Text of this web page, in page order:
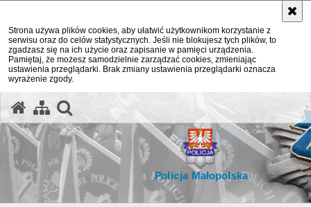
Strona używa plików cookies, aby ułatwić użytkownikom korzystanie z
serwisu oraz do celów statystycznych. Jeśli nie blokujesz tych plików, to
zgadzasz się na ich użycie oraz zapisanie w pamięci urządzenia.
Pamiętaj, że możesz samodzielnie zarządzać cookies, zmieniając
ustawienia przeglądarki. Brak zmiany ustawienia przeglądarki oznacza
wyrażenie zgody.
Policja Małopolska